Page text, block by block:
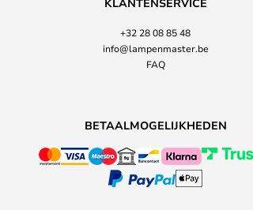
+32 28 08 85 48
info@lampenmaster.be
FAQ
BETAALMOGELIJKHEDEN